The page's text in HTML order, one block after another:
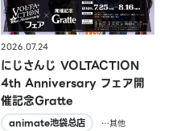
2026.07.24
にじさんじ VOLTACTION
4th Anniversary フェア開
催記念Gratte
animate池袋总店
…其他